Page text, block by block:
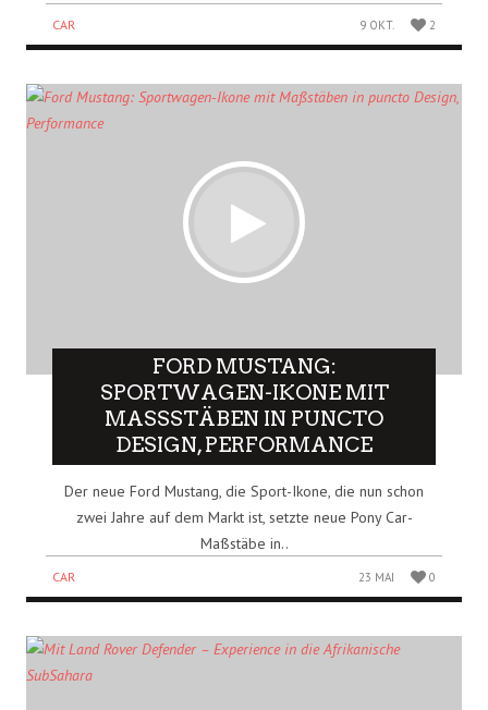
CAR 9 OKT. 2
FORD MUSTANG:
SPORTWAGEN-IKONE MIT
MASSSTÄBEN IN PUNCTO D
ESIGN, PERFORMANCE
Der neue Ford Mustang, die Sport-Ikone, die nun schon
zwei Jahre auf dem Markt ist, setzte neue Pony Car-
Maßstäbe in..
CAR 23 MAI 0